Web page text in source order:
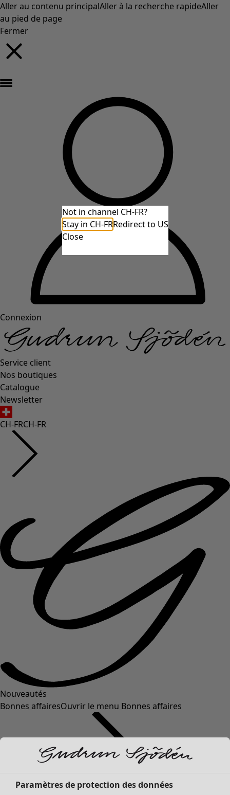
Aller au contenu principalAller à la recherche rapideAller
au pied de page
Fermer
Connexion
Service client
Nos boutiques
Catalogue
Newsletter
CH-FRCH-FR
Nouveautés
Bonnes affairesOuvrir le menu Bonnes affaires
Not in channel CH-FR?
Stay in CH-FRRedirect to US
Close
Paramètres de protection des données